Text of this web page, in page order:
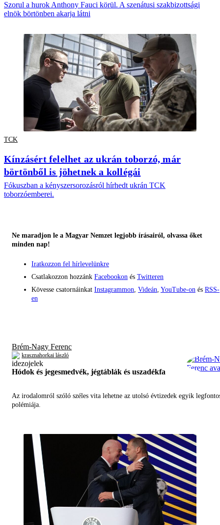
Szorul a hurok Anthony Fauci körül. A szenátusi szakbizottsági
elnök börtönben akarja látni
TCK
Kínzásért felelhet az ukrán toborzó, már
börtönből is jöhetnek a kollégái
Fókuszban a kényszersorozásról hírhedt ukrán TCK
toborzóemberei.
Ne maradjon le a Magyar Nemzet legjobb írásairól, olvassa őket
minden nap!
Iratkozzon fel hírlevelünkre
Csatlakozzon hozzánk Facebookon és Twitteren
Kövesse csatornáinkat Instagrammon Videán YouTube-on és RSS-
en
Brém-Nagy Ferenc
krasznahorkai lászló
Hódok és jegesmedvék, jégtáblák és uszadékfa
Az irodalomról szóló széles vita lehetne az utolsó évtizedek egyik
polémiája.